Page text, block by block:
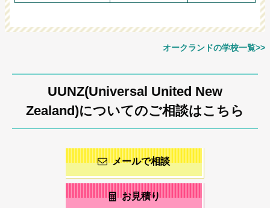
オークランドの学校一覧>>
UUNZ(Universal United New
Zealand)についてのご相談はこちら
メールで相談
お見積り